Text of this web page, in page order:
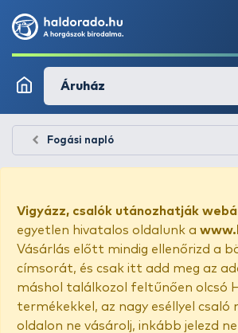
Áruház
Fogási napló
Vigyázz, csalók utánozhatják
egyetlen hivatalos oldalunk a
Vásárlás előtt mindig ellenőrizd a
címsorát, és csak itt add meg az
máshol találkozol feltűnően olcsó
termékekkel, az nagy eséllyel csaló
oldalon ne vásárolj, inkább jelezd